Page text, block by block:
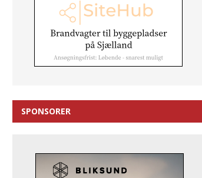
SPONSORER